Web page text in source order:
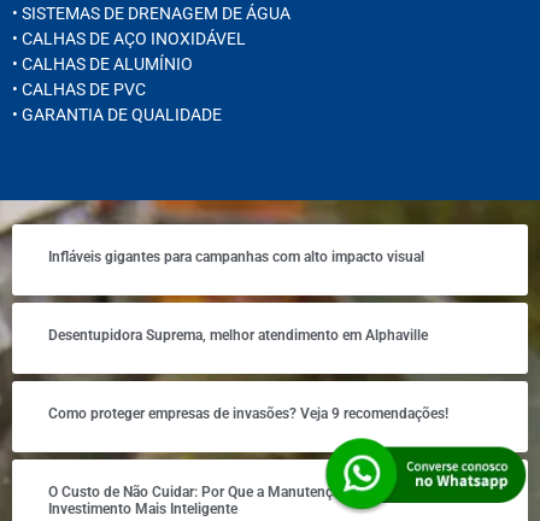
• SISTEMAS DE DRENAGEM DE ÁGUA
• CALHAS DE AÇO INOXIDÁVEL
• CALHAS DE ALUMÍNIO
• CALHAS DE PVC
• GARANTIA DE QUALIDADE
Infláveis gigantes para campanhas com alto impacto visual
Desentupidora Suprema, melhor atendimento em Alphaville
Como proteger empresas de invasões? Veja 9 recomendações!
O Custo de Não Cuidar: Por Que a Manutenção de Geradores É o Seu
Investimento Mais Inteligente